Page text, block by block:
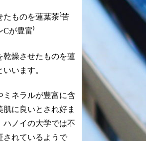
たものを蓮葉茶⁽苦
が豊富⁾
乾燥させたものを蓮
いいます。
ミネラルが豊富に含
肌に良いとされ好ま
ハノイの大学では不
されているようで